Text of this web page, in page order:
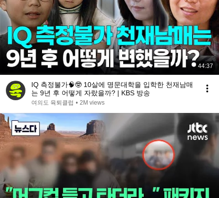
44:37
IQ 측정불가🧠🤓 10살에 명문대학을 입학한 천재남매
는 9년 후 어떻게 자랐을까? | KBS 방송
여의도 육퇴클럽 • 2M views